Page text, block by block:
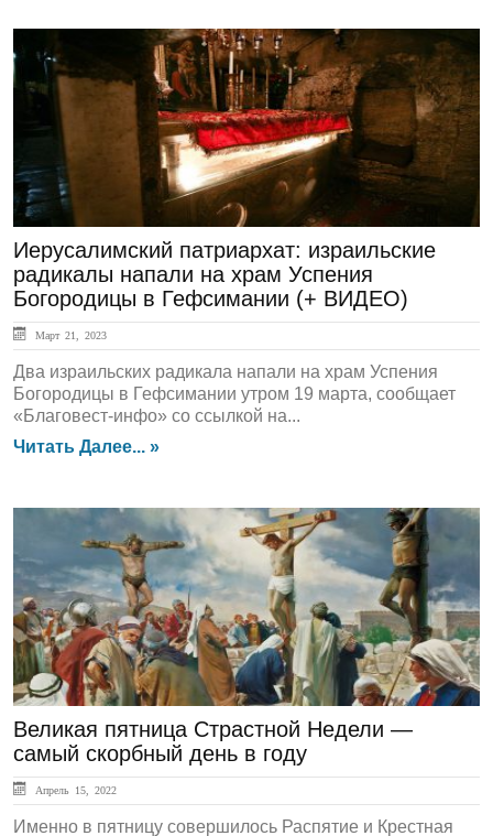
ЛЕНТА НОВОСТЕЙ
Иерусалимский патриархат: израильские
радикалы напали на храм Успения
Богородицы в Гефсимании (+ ВИДЕО)
Март 21, 2023
Два израильских радикала напали на храм Успения
Богородицы в Гефсимании утром 19 марта, сообщает
«Благовест-инфо» со ссылкой на...
Читать Далее... »
ГЛАВНАЯ
Великая пятница Страстной Недели —
самый скорбный день в году
Апрель 15, 2022
Именно в пятницу совершилось Распятие и Крестная